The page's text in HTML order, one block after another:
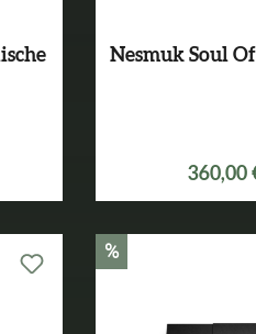
Nesmuk Soul
360,00
%